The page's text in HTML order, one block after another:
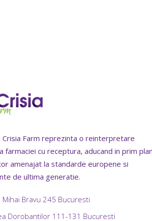
Crisia Farm reprezinta o reinterpretare
farmaciei cu receptura, aducand in prim
amenajat la standarde europene si
de ultima generatie.
Mihai Bravu 245 Bucuresti
Dorobantilor 111-131 Bucuresti